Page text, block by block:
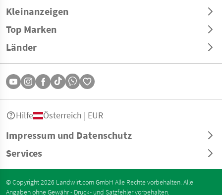
Kleinanzeigen
Top Marken
Länder
Impressum und Datenschutz
Services
Hilfe Österreich | EUR
© Copyright 2026 Landwirt.com GmbH Alle Rechte vorbehalten. Alle
Angaben ohne Gewähr - Druck- und Satzfehler vorbehalten.